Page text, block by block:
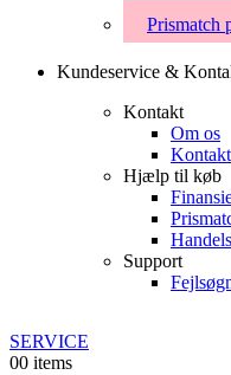
Prismatch
Kundeservice &
Kontakt
Om os
Kontakt
Hjælp til køb
Support
SERVICE
00 items